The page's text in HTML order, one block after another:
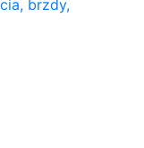
brzdy,